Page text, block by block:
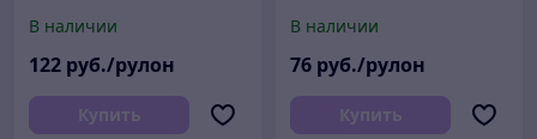
В наличии
122 руб./рулон
Купить
В наличии
76 руб./рулон
Купить